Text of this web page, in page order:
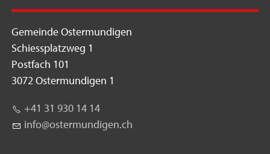
Gemeinde Ostermundigen
Schiessplatzweg 1
Postfach 101
3072 Ostermundigen 1
+41 31 930 14 14
nf
st rm nd g n ch